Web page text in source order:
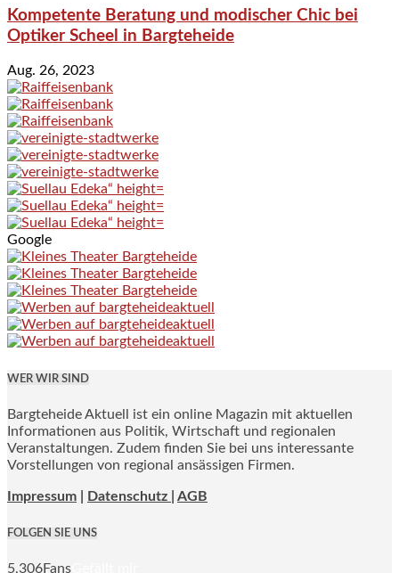
Kompetente Beratung und modischer Chic bei
Optiker Scheel in Bargteheide
Aug. 26, 2023
Google
WER WIR SIND
Bargteheide Aktuell ist ein online Magazin mit aktuellen
Informationen aus Politik, Wirtschaft und regionalen
Veranstaltungen. Zudem finden Sie bei uns interessante
Vorstellungen von regional ansässigen Firmen.
Impressum Datenschutz | AGB
FOLGEN SIE UNS
5,306Fans